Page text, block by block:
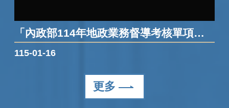
「內政部114年地政業務督導考核單項業務優良」及「第30屆地政貢獻獎」
115-01-16
更多